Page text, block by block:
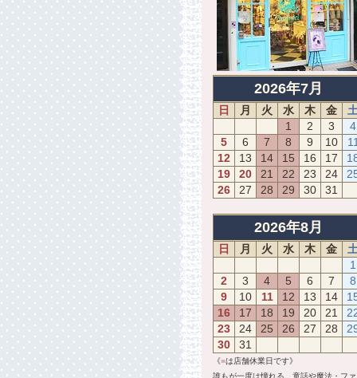
2026年7月
日 月 火 水 木 金
土
1
2 3
4
5
6 7 8 9 10
11
12
13 14 15 16 17
19
20 21 22 23 24
26
27 28 29 30 31
2026年8月
日 月 火 水 木 金
土
1
2
3 4 5 6 7
8
9
10 11 12 13 14
16
17 18 19 20 21
23
24 25 26 27 28
30
31
《■は店舗休業日です》
誰もが一度は憧れる、童話や魔法・ファ